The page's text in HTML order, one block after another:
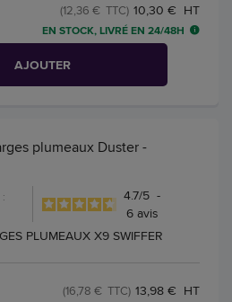
10,30 € HT
(12,36 € TTC)
EN STOCK, LIVRÉ EN 24/48H
AJOUTER
plumeaux Duster -
4.7/5 -
6 avis
PLUMEAUX X9 SWIFFER
13,98 € HT
(16,78 € TTC)